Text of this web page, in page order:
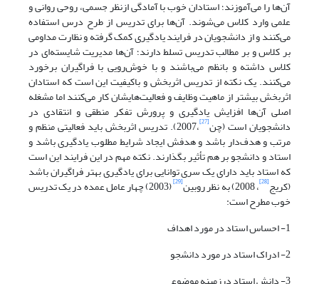
آن‌ها را می‌آموزند؛ استادان خوب با آمادگی ازنظر جسمی، روحی روانی و
علمی وارد کلاس می‌شوند. آن‌ها برای تدریس از طرح درس استفاده
می‌کنند و از دانشجویان در فرایند یادگیری کمک گرفته و نظارت مداومی
بر کلاس و بر مطالب تدریس تسلط دارند؛ آن‌ها مدیریت شایسته‌ای در
کلاس داشته و بانظم می‌باشند و با خوش‌رویی با فراگیران برخورد
می‌کنند. یک نکته از تدریس اثربخش و باکیفیت این است که استادان
اثربخش بیشتر از ماهیت وظایف و فعالیت‌هایشان کار می‌کنند اما مشغله
اصلی آن‌ها افزایش یادگیری و پرورش تفکر منطقی و انتقادی در
دانشجویان است (چن[27] ،2007). تدریس اثربخش باید فعالیتی منظم و
مرتب و هدف‌دار باشد و هدفش ایجاد شرایط مطلوب یادگیری باشد و
استاد و دانشجو بر هم تأثیر بگذارند. نکته مهم در این فرایند این است
که استاد باید دارای یک سری توانایی برای یادگیری بهتر فراگیران باشد
(کریج[28] ، 2008) به نظر روبین [29] (2003) چهار عامل عمده در یک تدریس
خوب مطرح است:
1- احساس استاد در مورد اهداف
2- ادراک استاد در مورد دانشجو